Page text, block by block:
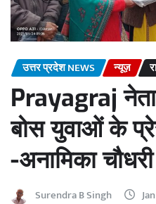
उत्तर प्रदेश NEWS न्यूज़
Prayagraj
बोस युवाओं के
-अनामिका चौधरी
Surendra B Singh